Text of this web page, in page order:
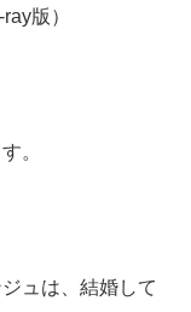
版）
。
ュは、結婚して